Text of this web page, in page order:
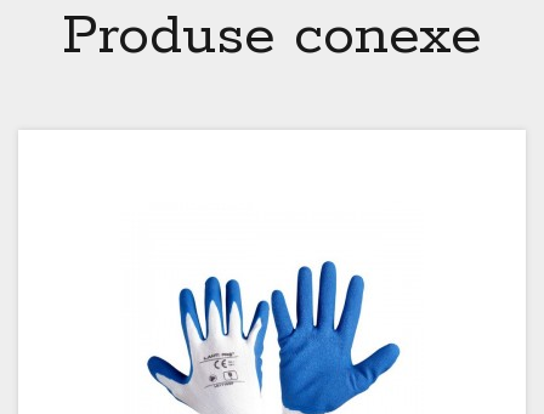
Produse conexe